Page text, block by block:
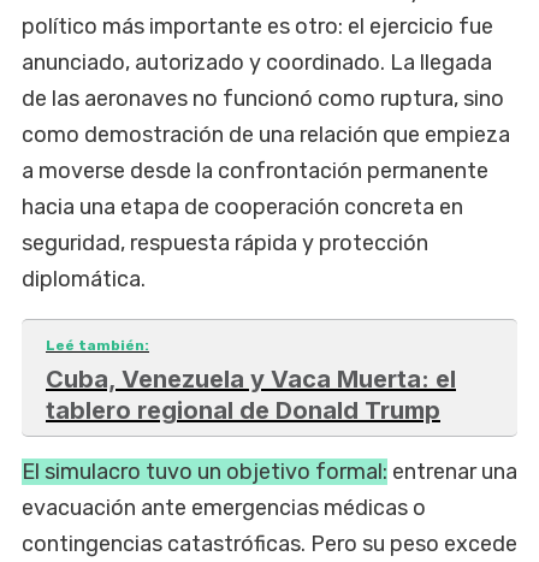
político más importante es otro: el ejercicio fue
anunciado, autorizado y coordinado. La llegada
de las aeronaves no funcionó como ruptura, sino
como demostración de una relación que empieza
a moverse desde la confrontación permanente
hacia una etapa de cooperación concreta en
seguridad, respuesta rápida y protección
diplomática.
Leé también:
Cuba, Venezuela y Vaca Muerta: el
tablero regional de Donald Trump
El simulacro tuvo un objetivo formal: entrenar una
evacuación ante emergencias médicas o
contingencias catastróficas. Pero su peso excede